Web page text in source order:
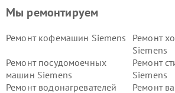
Мы ремонтируем
Ремонт кофемашин Siemens
Ремонт
Siemens
Ремонт посудомоечных
машин Siemens
Ремонт
Siemens
Ремонт водонагревателей
Ремонт